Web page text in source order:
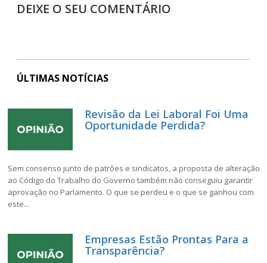
DEIXE O SEU COMENTÁRIO
ÚLTIMAS NOTÍCIAS
Revisão da Lei Laboral Foi Uma
Oportunidade Perdida?
Sem consenso junto de patrões e sindicatos, a proposta de alteração
ao Código do Trabalho do Governo também não conseguiu garantir
aprovação no Parlamento. O que se perdeu e o que se ganhou com
este...
Empresas Estão Prontas Para a
Transparência?